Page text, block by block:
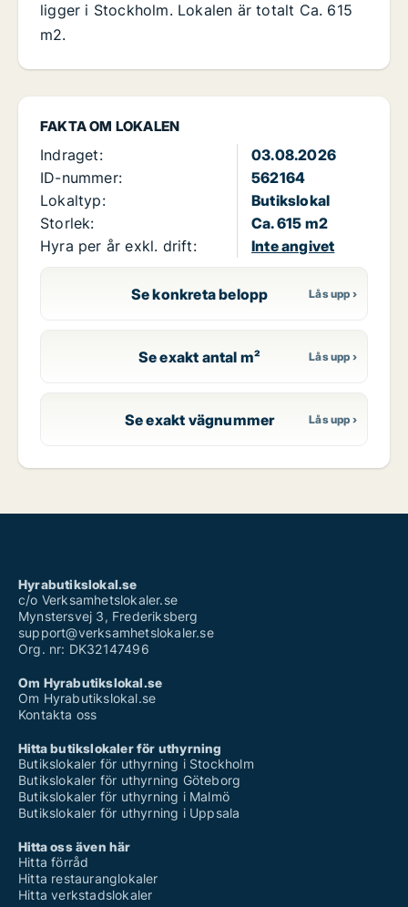
FAKTA OM LOKALEN
Indraget:
03.08.2026
ID-nummer:
562164
Lokaltyp:
Butikslokal
Storlek:
Ca. 615 m2
Hyra per år exkl. drift:
Inte angivet
Se konkreta belopp
Se exakt antal m²
Se exakt vägnummer
ligger i Stockholm. Lokalen är totalt Ca. 615
m2.
Hyrabutikslokal.se
c/o Verksamhetslokaler.se
Mynstersvej 3, Frederiksberg
support@verksamhetslokaler.se
Org. nr: DK32147496
Om Hyrabutikslokal.se
Om Hyrabutikslokal.se
Kontakta oss
Hitta butikslokaler för uthyrning
Butikslokaler för uthyrning i Stockholm
Butikslokaler för uthyrning Göteborg
Butikslokaler för uthyrning i Malmö
Butikslokaler för uthyrning i Uppsala
Hitta oss även här
Hitta förråd
Hitta restauranglokaler
Hitta verkstadslokaler